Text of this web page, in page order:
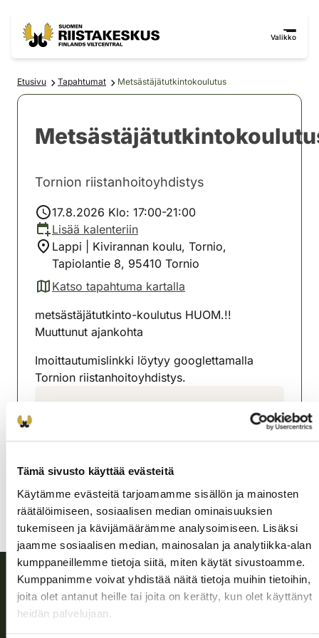
Tämä sivusto käyttää evästeitä
Käytämme evästeitä tarjoamamme sisällön ja mainosten
räätälöimiseen, sosiaalisen median ominaisuuksien
tukemiseen ja kävijämäärämme analysoimiseen. Lisäksi
jaamme sosiaalisen median, mainosalan ja analytiikka-alan
kumppaneillemme tietoja siitä, miten käytät sivustoamme.
Kumppanimme voivat yhdistää näitä tietoja muihin tietoihin,
joita olet antanut heille tai joita on kerätty, kun olet käyttänyt
heidän palvelujaan.
Valikko
Etusivu Tapahtumat Metsästäjätutkintokoulutus
Tornion riistanhoitoyhdistys
17.8.2026 Klo: 17:00-21:00
Lisää kalenteriin
Lappi | Kivirannan koulu, Tornio,
Tapiolantie 8, 95410 Tornio
Katso tapahtuma kartalla
(avautuu uuteen välilehteen)
metsästäjätutkinto-koulutus HUOM.!!
Muuttunut ajankohta
Imoittautumislinkki löytyy googlettamalla
Tornion riistanhoitoyhdistys.
040 5141 356
Suomen riistakeskus